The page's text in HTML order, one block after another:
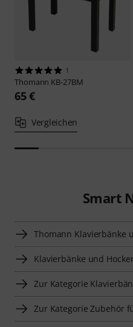
1
Thomann KB-27BM
65 €
Vergleichen
Smart
Thomann Klavierbänke
Klavierbänke und
Zur Kategorie
Zur Kategorie Zubehör